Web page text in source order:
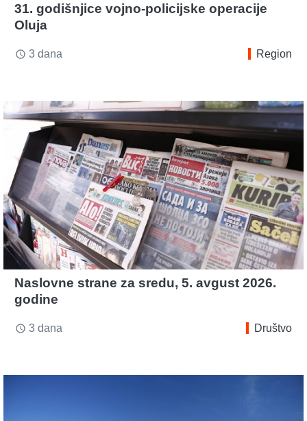
31. godišnjice vojno-policijske operacije
Oluja
access_time 3 dana Region
Naslovne strane za sredu, 5. avgust 2026.
godine
access_time 3 dana Društvo